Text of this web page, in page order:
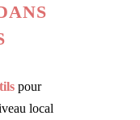
pour
local